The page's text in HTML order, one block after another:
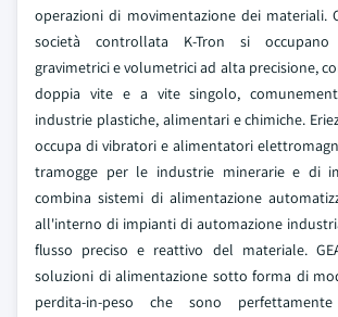
operazioni di movimentazione dei materiali.
società controllata K-Tron si
gravimetrici e volumetrici ad alta precisione,
doppia vite e a vite singolo,
industrie plastiche, alimentari e chimiche.
occupa di vibratori e alimentatori
tramogge per le industrie minerarie e di
combina sistemi di alimentazione
all'interno di impianti di automazione
flusso preciso e reattivo del materiale.
soluzioni di alimentazione sotto forma di
perdita-in-peso che sono